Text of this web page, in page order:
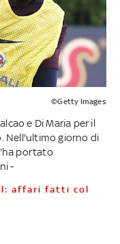
©Getty Images
e Di Maria per il
Nell'ultimo giorno di
portato
-